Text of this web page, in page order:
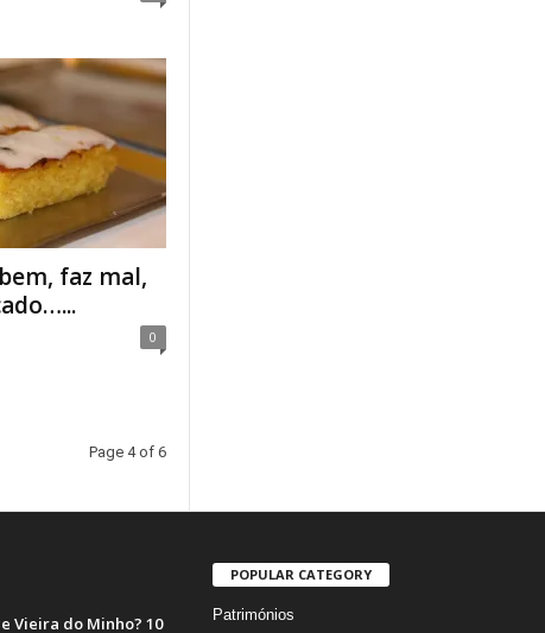
faz mal,
0
Page 4 of 6
Vieira do Minho? 10
POPULAR CATEGORY
Patrimónios